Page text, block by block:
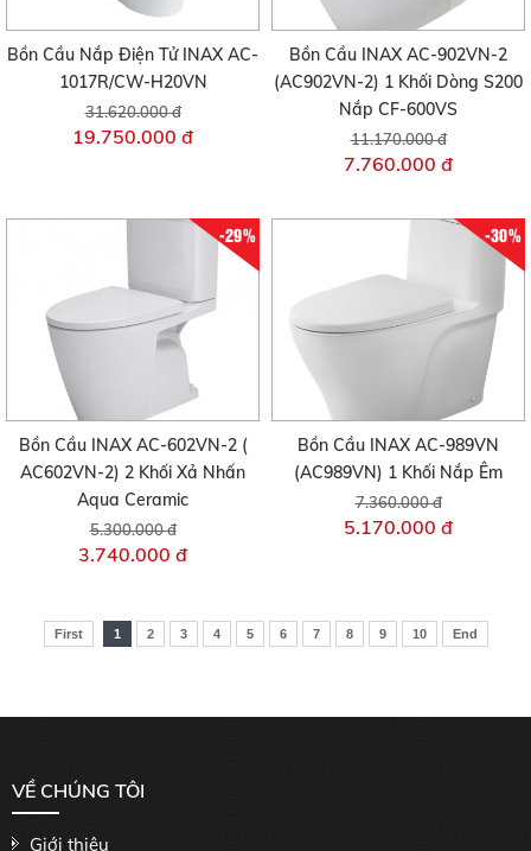
Bồn Cầu Nắp Điện Tử INAX AC-
1017R/CW-H20VN
31.620.000 đ
19.750.000 đ
Bồn Cầu INAX AC-902VN-2
(AC902VN-2) 1 Khối Dòng S200
Nắp CF-600VS
11.170.000 đ
7.760.000 đ
-29%
Bồn Cầu INAX AC-602VN-2 (
AC602VN-2) 2 Khối Xả Nhấn
Aqua Ceramic
5.300.000 đ
3.740.000 đ
-30%
Bồn Cầu INAX AC-989VN
(AC989VN) 1 Khối Nắp Êm
7.360.000 đ
5.170.000 đ
First 1 2 3 4 5 6 7 8 9 10 End
VỀ CHÚNG TÔI
Giới thiệu